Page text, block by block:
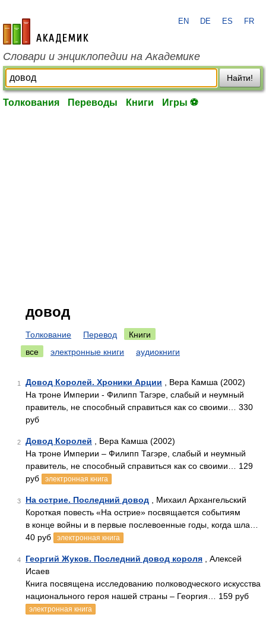
academic.ru
EN DE ES FR
Словари и энциклопедии на Академике
Найти!
Толкования Переводы Книги Игры ⚽
довод
Толкование Перевод
Книги
все
электронные книги аудиокниги
1 Довод Королей. Хроники Арции , Вера Камша (2002)
На троне Империи - Филипп Тагэре, слабый и неумный
правитель, не способный справиться как со своими… 330
руб
2 Довод Королей , Вера Камша (2002)
На троне Империи – Филипп Тагэре, слабый и неумный
правитель, не способный справиться как со своими… 129
руб
электронная книга
3 На острие. Последний довод , Михаил Архангельский
Короткая повесть «На острие» посвящается событиям
в конце войны и в первые послевоенные годы, когда шла…
40 руб
электронная книга
4 Георгий Жуков. Последний довод короля , Алексей
Исаев
Книга посвящена исследованию полководческого искусства
национального героя нашей страны – Георгия… 159 руб
электронная книга